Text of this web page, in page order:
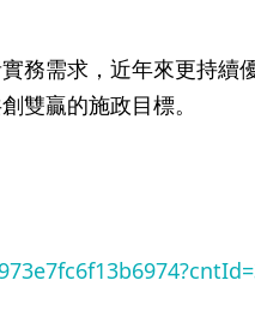
務需求，近年來更持續
雙贏的施政目標。